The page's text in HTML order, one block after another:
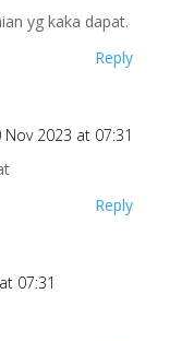
yg kaka dapat.
Reply
Nov 2023 at 07:31
Reply
07:31